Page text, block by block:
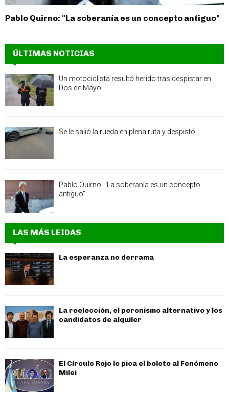
Pablo Quirno: "La soberanía es un concepto antiguo"
ÚLTIMAS NOTICIAS
Un motociclista resultó herido tras despistar en
Dos de Mayo
Se le salió la rueda en plena ruta y despistó
Pablo Quirno: "La soberanía es un concepto
antiguo"
LAS MÁS LEIDAS
La esperanza no derrama
La reelección, el peronismo alternativo y los
candidatos de alquiler
El Círculo Rojo le pica el boleto al Fenómeno
Milei